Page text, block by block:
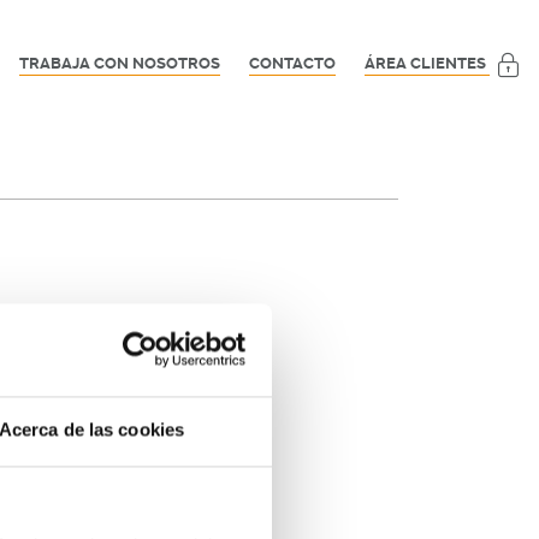
Acerca de las cookies
TRABAJA CON NOSOTROS CONTACTO ÁREA CLIENTES